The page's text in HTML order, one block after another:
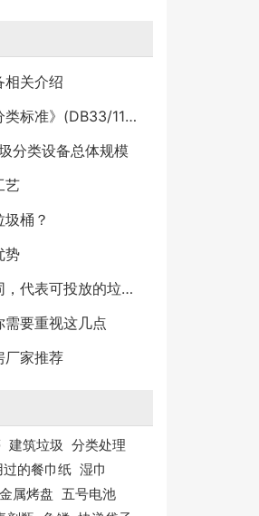
相关介绍
浙江省《城镇生活垃圾分类标准》(DB33/1166)
分类设备总体规模
艺
桶？
势
垃圾分类垃圾桶颜色不同，代表可投放的垃圾不同
要重视这几点
厂家推荐
建筑垃圾 分类处理
过的餐巾纸 湿巾
金属烤盘 五号电池